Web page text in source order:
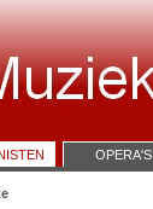
OPERA'S